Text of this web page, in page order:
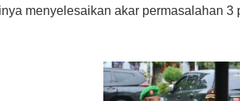
menyelesaikan akar permasalahan 3